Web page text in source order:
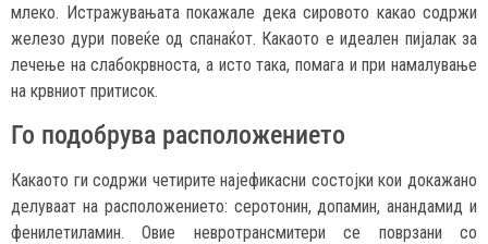
млеко. Истражувањата покажале дека сировото какао содржи
железо дури повеќе од спанаќот. Какаото е идеален пијалак за
лечење на слабокрвноста, а исто така, помага и при намалување
на крвниот притисок.
Го подобрува расположението
Какаото ги содржи четирите најефикасни состојки кои докажано
делуваат на расположението: серотонин, допамин, анандамид и
фенилетиламин. Овие невротрансмитери се поврзани со